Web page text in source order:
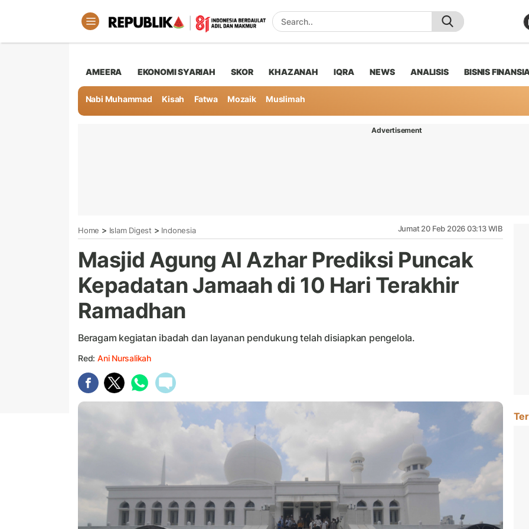
AMEERA EKONOMI SYARIAH SKOR KHAZANAH IQRA NEWS ANALISIS BISNIS
Nabi Muhammad Kisah Fatwa Mozaik Muslimah
Advertisement
Home > Islam Digest > Indonesia Jumat 20 Feb 2026 03:13 WIB
Masjid Agung Al Azhar Prediksi Puncak
Kepadatan Jamaah di 10 Hari Terakhir
Ramadhan
Beragam kegiatan ibadah dan layanan pendukung telah disiapkan pengelola.
Red: Ani Nursalikah